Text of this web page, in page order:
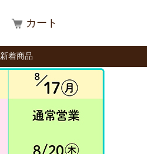
カート
新着商品